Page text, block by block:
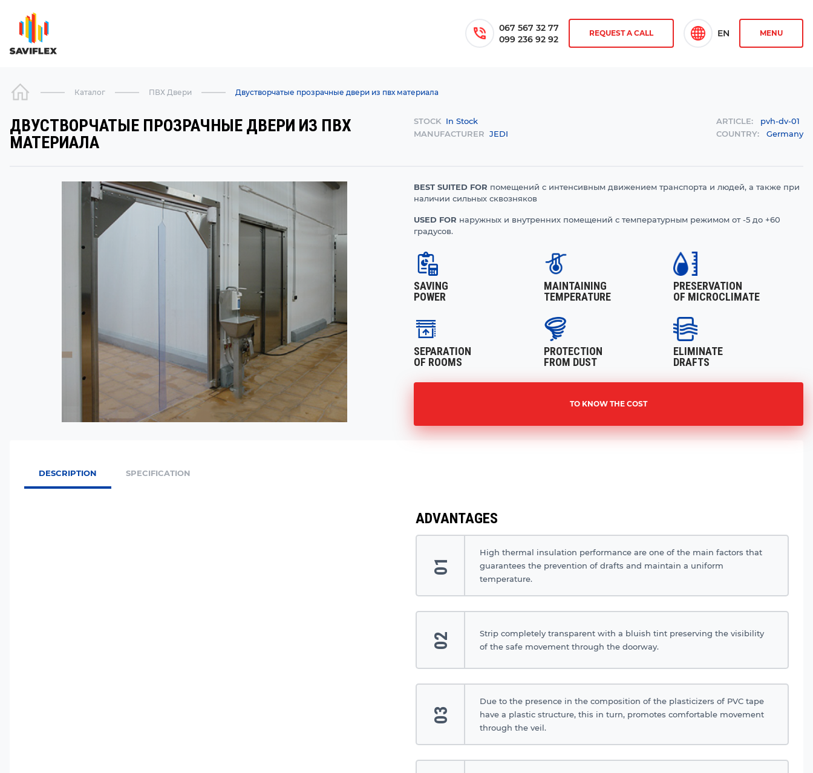
067 567 32 77
099 236 92 92
REQUEST A CALL EN MENU
Каталог ПВХ Двери Двустворчатые прозрачные двери из пвх материала
ДВУСТВОРЧАТЫЕ ПРОЗРАЧНЫЕ ДВЕРИ ИЗ ПВХ
МАТЕРИАЛА
STOCK In Stock
MANUFACTURER JEDI
ARTICLE:
pvh-dv-01
COUNTRY:
Germany
BEST SUITED FOR помещений с интенсивным движением транспорта и людей, а также при
наличии сильных сквозняков
USED FOR наружных и внутренних помещений с температурным режимом от -5 до +60
градусов.
SAVING
POWER
MAINTAINING
TEMPERATURE
PRESERVATION
OF MICROCLIMATE
SEPARATION
OF ROOMS
PROTECTION
FROM DUST
ELIMINATE
DRAFTS
TO KNOW THE COST
DESCRIPTION SPECIFICATION
ADVANTAGES
01
High thermal insulation performance are one of the main factors that
guarantees the prevention of drafts and maintain a uniform
temperature.
02
Strip completely transparent with a bluish tint preserving the visibility
of the safe movement through the doorway.
03
Due to the presence in the composition of the plasticizers of PVC tape
have a plastic structure, this in turn, promotes comfortable movement
through the veil.